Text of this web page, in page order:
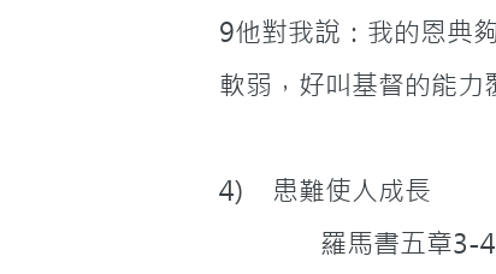
9他對我說：我的恩典
軟弱，好叫基督的能力
4)    患難使人成長
羅馬書五章